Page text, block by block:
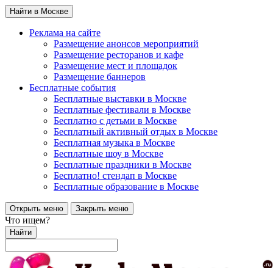
Найти в Москве
Реклама на сайте
Размещение анонсов мероприятий
Размещение ресторанов и кафе
Размещение мест и площадок
Размещение баннеров
Бесплатные события
Бесплатные выставки в Москве
Бесплатные фестивали в Москве
Бесплатно с детьми в Москве
Бесплатный активный отдых в Москве
Бесплатная музыка в Москве
Бесплатные шоу в Москве
Бесплатные праздники в Москве
Бесплатно! стендап в Москве
Бесплатные образование в Москве
Открыть меню Закрыть меню
Что ищем?
Найти